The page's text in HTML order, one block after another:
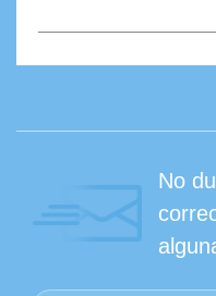
No